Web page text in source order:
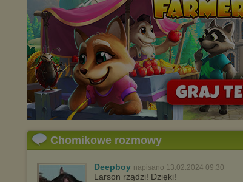
Chomikowe rozmowy
Deepboy napisano 13.02.2024 09:30
Larson rządzi! Dzięki!